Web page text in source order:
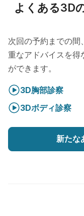
よくある3D
次回の予約までの間、
重なアドバイスを得
ができます。
3D胸部診察
3Dボディ診察
新たな